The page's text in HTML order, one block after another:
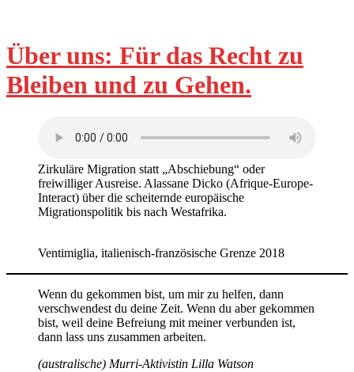
Über uns: Für das Recht zu
Bleiben und zu Gehen.
Zirkuläre Migration statt „Abschiebung“ oder
freiwilliger Ausreise. Alassane Dicko (Afrique-Europe-
Interact) über die scheiternde europäische
Migrationspolitik bis nach Westafrika.
Ventimiglia, italienisch-französische Grenze 2018
Wenn du gekommen bist, um mir zu helfen, dann
verschwendest du deine Zeit. Wenn du aber gekommen
bist, weil deine Befreiung mit meiner verbunden ist,
dann lass uns zusammen arbeiten.
(australische) Murri-Aktivistin Lilla Watson